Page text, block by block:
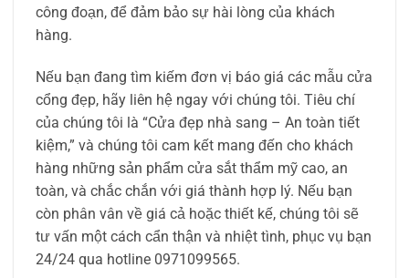
công đoạn, để đảm bảo sự hài lòng của khách
hàng.
Nếu bạn đang tìm kiếm đơn vị báo giá các mẫu cửa
cổng đẹp, hãy liên hệ ngay với chúng tôi. Tiêu chí
của chúng tôi là “Cửa đẹp nhà sang – An toàn tiết
kiệm,” và chúng tôi cam kết mang đến cho khách
hàng những sản phẩm cửa sắt thẩm mỹ cao, an
toàn, và chắc chắn với giá thành hợp lý. Nếu bạn
còn phân vân về giá cả hoặc thiết kế, chúng tôi sẽ
tư vấn một cách cẩn thận và nhiệt tình, phục vụ bạn
24/24 qua hotline 0971099565.